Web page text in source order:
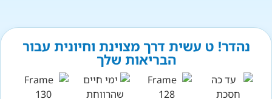
נהדר! ט עשית דרך מצוינת וחיונית עבור
הבריאות שלך